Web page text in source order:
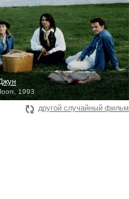
1993
другой случайный фильм